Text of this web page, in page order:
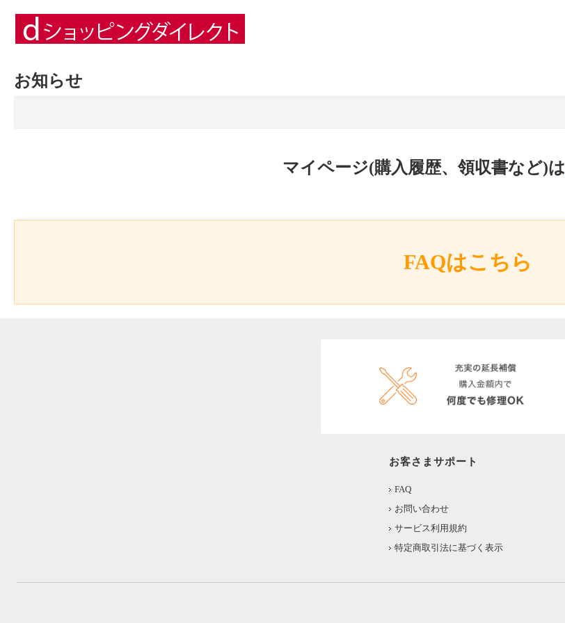
お知らせ
マイページ(購入履歴、領収書など)は
FAQはこちら
お客さまサポート
FAQ
お問い合わせ
サービス利用規約
特定商取引法に基づく表示